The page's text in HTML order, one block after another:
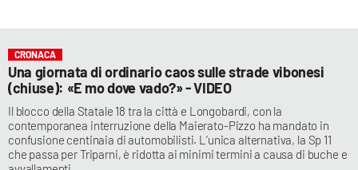
ANDROID
APPLE
CRONACA
Una giornata di ordinario caos sulle strade vibonesi
(chiuse): «E mo dove vado?» - VIDEO
Il blocco della Statale 18 tra la città e Longobardi, con la
contemporanea interruzione della Maierato-Pizzo ha mandato in
confusione centinaia di automobilisti. L’unica alternativa, la Sp 11
che passa per Triparni, è ridotta ai minimi termini a causa di buche e